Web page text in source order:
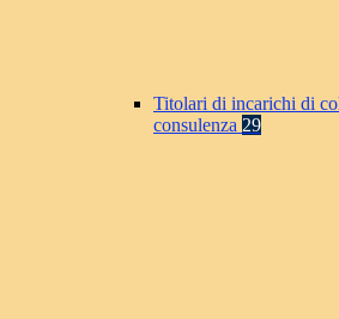
Titolari di incarichi di
consulenza 29